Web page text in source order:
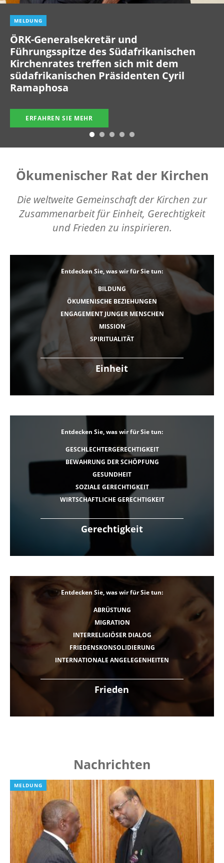
MELDUNG
ÖRK-Generalsekretär und
Führungsspitze des Südafrikanischen
Kirchenrates treffen sich mit dem
südafrikanischen Präsidenten Cyril
Ramaphosa
ERFAHREN SIE MEHR
Ökumenischer Rat der Kirchen
Die weltweite Gemeinschaft der Kirchen zur
Zusammenarbeit für Einheit, Gerechtigkeit
und Frieden zu inspirieren.
Einheit
Entdecken Sie, was wir für Sie tun:
BILDUNG
ÖKUMENISCHE BEZIEHUNGEN
ENGAGEMENT JUNGER MENSCHEN
MISSION
SPIRITUALITÄT
Gerechtigkeit
Entdecken Sie, was wir für Sie tun:
GESCHLECHTERGERECHTIGKEIT
BEWAHRUNG DER SCHÖPFUNG
GESUNDHEIT
SOZIALE GERECHTIGKEIT
WIRTSCHAFTLICHE GERECHTIGKEIT
Frieden
Entdecken Sie, was wir für Sie tun:
ABRÜSTUNG
MIGRATION
INTERRELIGIÖSER DIALOG
FRIEDENSKONSOLIDIERUNG
INTERNATIONALE ANGELEGENHEITEN
Nachrichten
MELDUNG